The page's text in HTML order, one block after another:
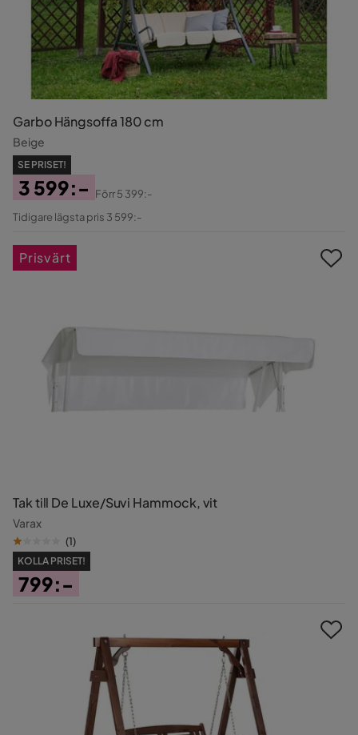
Garbo Hängsoffa 180 cm
Beige
SE PRISET!
Pris
3 599:-
Original
Förr5 399:-
Tidigare lägsta pris 3 599:-
Tak till De Luxe/Suvi Hammock, vit
Varax
(1)
KOLLA PRISET!
799:-
Prisvärt